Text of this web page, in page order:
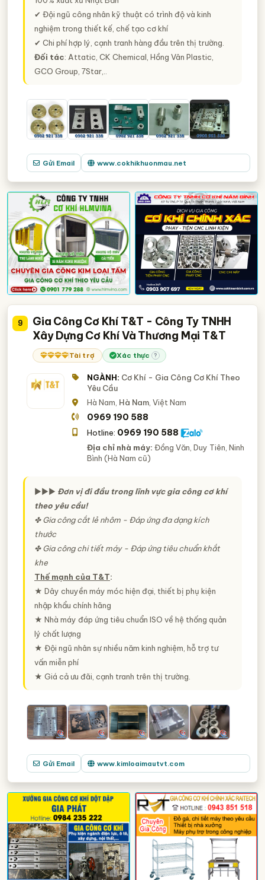
✔ Đội ngũ công nhân kỹ thuật có trình độ và kinh
nghiệm trong thiết kế, chế tạo cơ khí
✔ Chi phí hợp lý, cạnh tranh hàng đầu trên thị trường.
Đối tác: Attatic, CK Chemical, Hồng Vân Plastic,
GCO Group, 7Star,..
Gửi Email www.cokhikhuonmau.net
9
Gia Công Cơ Khí T&T - Công Ty TNHH
Xây Dựng Cơ Khí Và Thương Mại T&T
Tài trợ Xác thực ?
NGÀNH: Cơ Khí - Gia Công Cơ Khí Theo
Yêu Cầu
Hà Nam, Hà Nam , Việt Nam
0969 190 588
Hotline: 0969 190 588
Địa chỉ nhà máy: Đồng Văn, Duy Tiên, Ninh
Bình (Hà Nam cũ)
►►► Đơn vị đi đầu trong lĩnh vực gia công cơ khí
theo yêu cầu!
✤ Gia công cắt lẻ nhôm - Đáp ứng đa dạng kích
thước
✤ Gia công chi tiết máy - Đáp ứng tiêu chuẩn khắt
khe
Thế mạnh của T&T:
★ Dây chuyền máy móc hiện đại, thiết bị phụ kiện
nhập khẩu chính hãng
★ Nhà máy đáp ứng tiêu chuẩn ISO về hệ thống quản
lý chất lượng
★ Đội ngũ nhân sự nhiều năm kinh nghiệm, hỗ trợ tư
vấn miễn phí
★ Giá cả ưu đãi, cạnh tranh trên thị trường.
Gửi Email www.kimloaimautvt.com